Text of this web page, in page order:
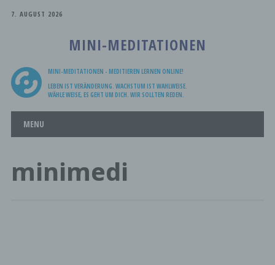
7. AUGUST 2026
MINI-MEDITATIONEN
MINI-MEDITATIONEN - MEDITIEREN LERNEN ONLINE!
LEBEN IST VERÄNDERUNG. WACHSTUM IST WAHLWEISE.
WÄHLE WEISE, ES GEHT UM DICH. WIR SOLLTEN REDEN.
Main menu
MENU
minimedi